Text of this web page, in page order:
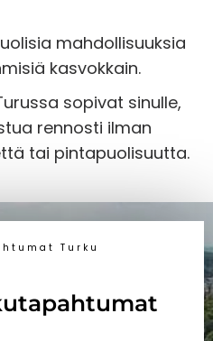
mahdollisuuksia
kasvokkain.
sopivat sinulle,
rennosti ilman
tai pintapuolisuutta.
Turku